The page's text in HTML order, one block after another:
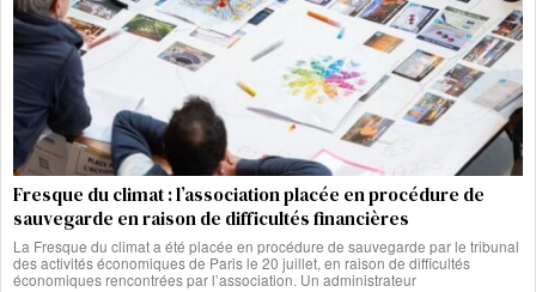
Fresque du climat : l’association placée en procédure de
sauvegarde en raison de difficultés financières
La Fresque du climat a été placée en procédure de sauvegarde par le tribunal
des activités économiques de Paris le 20 juillet, en raison de difficultés
économiques rencontrées par l’association. Un administrateur